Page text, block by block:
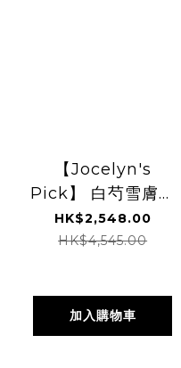
【Jocelyn's
Pick】 白芍雪膚套
裝
HK$2,548.00
HK$4,545.00
加入購物車